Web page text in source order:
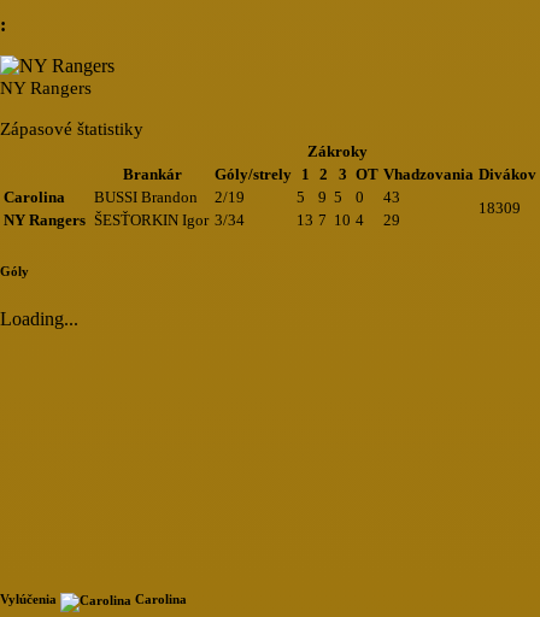
:
NY Rangers
Zápasové štatistiky
Zákroky
Brankár
Góly/strely 1 2 3 OT Vhadzovania Divákov
Carolina
BUSSI Brandon 2/19 5 9 5 0 43
18309
NY Rangers ŠESŤORKIN Igor 3/34 13 7 10 4 29
Góly
Loading...
Vylúčenia Carolina